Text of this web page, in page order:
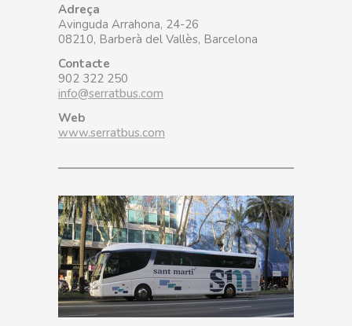
Adreça
Avinguda Arrahona, 24-26
08210, Barberà del Vallès, Barcelona
Contacte
902 322 250
info@serratbus.com
Web
www.serratbus.com